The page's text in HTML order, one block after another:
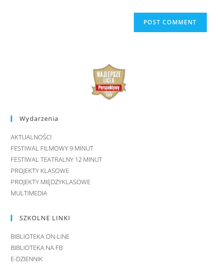
Wydarzenia
AKTUALNOŚCI
FESTIWAL FILMOWY 9 MINUT
FESTIWAL TEATRALNY 12 MINUT
PROJEKTY KLASOWE
PROJEKTY MIĘDZYKLASOWE
MULTIMEDIA
SZKOLNE LINKI
BIBLIOTEKA ON-LINE
BIBLIOTEKA NA FB
E-DZIENNIK